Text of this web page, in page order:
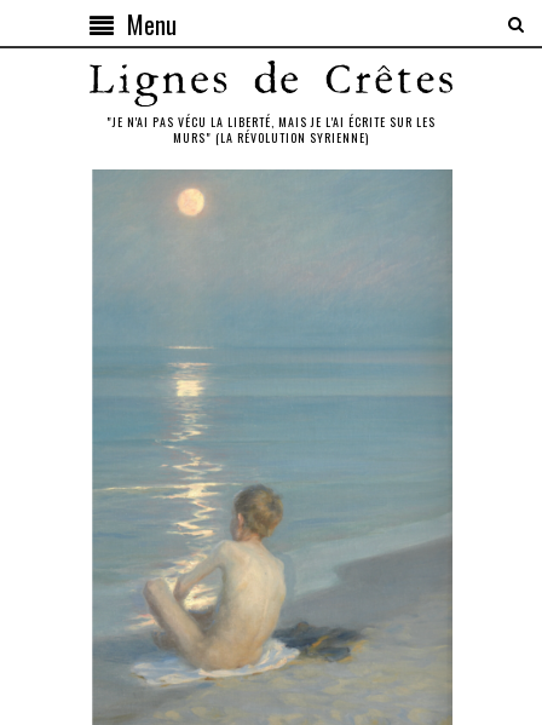
Menu
"JE N'AI PAS VÉCU LA LIBERTÉ, MAIS JE L'AI ÉCRITE SUR LES
MURS" (LA RÉVOLUTION SYRIENNE)